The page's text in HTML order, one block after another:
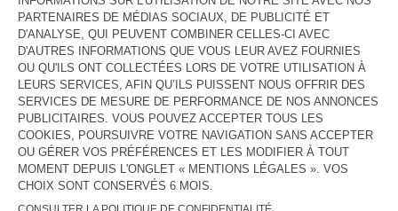
COMPOSITION
ENTRETIEN
TRAÇABILITÉ
LIVRAISON ET RETOURS
PLUS DE COULEURS